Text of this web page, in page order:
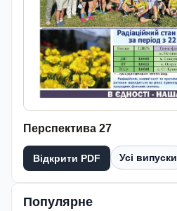
Перспектива 27
Відкрити PDF Усі випуски
Популярне